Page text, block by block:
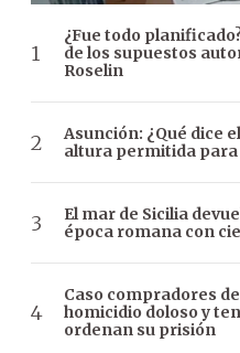
¿Fue todo
de los supuestos
Roselin
Asunción: ¿Qué dice
altura permitida para
El mar de Sicilia
época romana con
Caso compradores
homicidio doloso y
ordenan su prisión